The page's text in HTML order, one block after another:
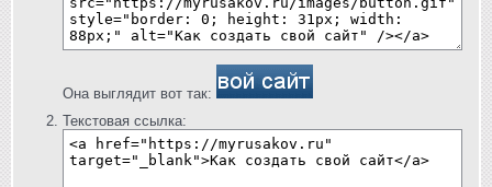
Она выглядит вот так:
Текстовая ссылка: